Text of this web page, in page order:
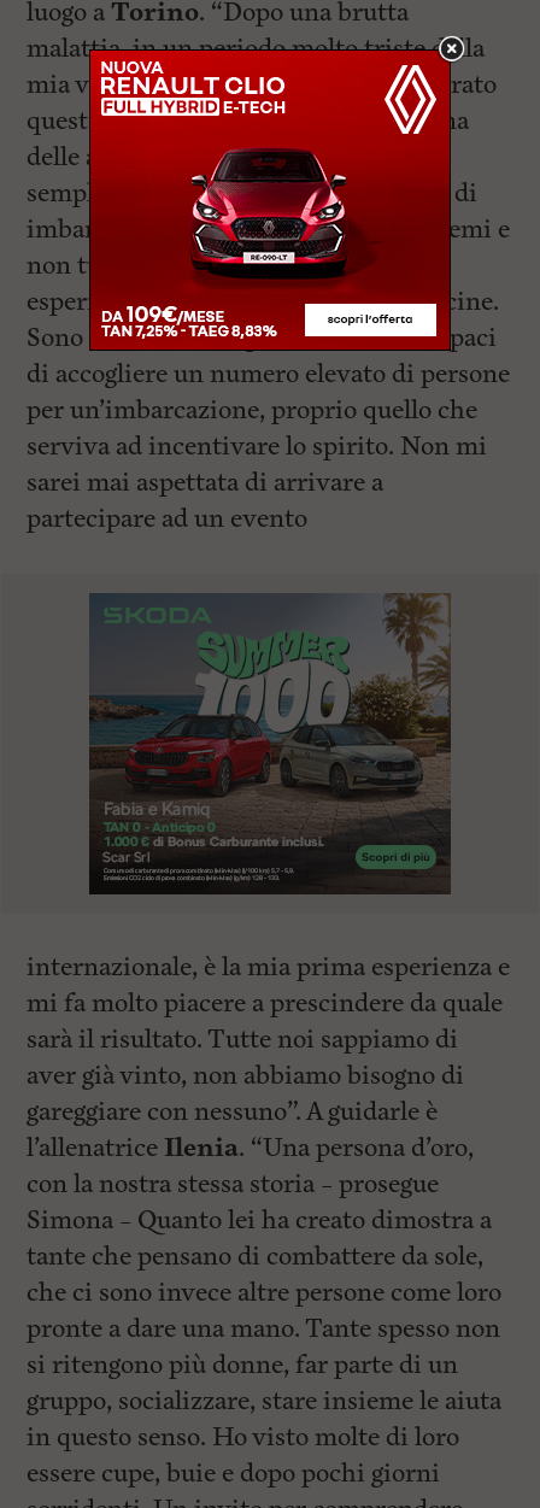
luogo aTorino. “Dopo una brutta
malattia, in un periodo molto triste della
mia vita, circa sette mesi fa ho incontrato
queste ragazze – racconta
Simona, una
delle atlete – Quello che facciamo è
semplice, voghiamo con due tipologie di
imbarcazioni, una da 20 e una da 10 remi e
non tutte sono vittime della brutta
esperienza, semplicemente ci sono vicine.
Sono barche molto grandi e stabili, capaci
di accogliere un numero elevato di persone
per un’imbarcazione, proprio quello che
serviva ad incentivare lo spirito. Non mi
sarei mai aspettata di arrivare a
partecipare ad un evento
internazionale, è la mia prima esperienza e
mi fa molto piacere a prescindere da quale
sarà il risultato. Tutte noi sappiamo di
aver già vinto, non abbiamo bisogno di
gareggiare con nessuno”. A guidarle è
l’allenatrice Ilenia. “Una persona d’oro,
con la nostra stessa storia – prosegue
Simona – Quanto lei ha creato dimostra a
tante che pensano di combattere da sole,
che ci sono invece altre persone come loro
pronte a dare una mano. Tante spesso non
si ritengono più donne, far parte di un
gruppo, socializzare, stare insieme le aiuta
in questo senso. Ho visto molte di loro
essere cupe, buie e dopo pochi giorni